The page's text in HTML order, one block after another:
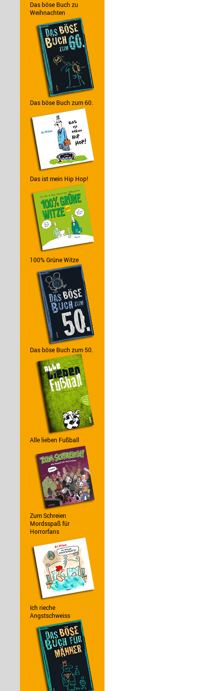
Das böse Buch zu
Weihnachten
Das böse Buch zum 60.
Das ist mein Hip Hop!
100% Grüne Witze
Das böse Buch zum 50.
Alle lieben Fußball
Zum Schreien
Mordsspaß für
Horrorfans
Ich rieche
Angstschweiss